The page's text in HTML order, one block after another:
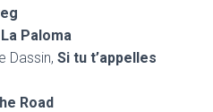
La Paloma
Dassin, Si tu t’appelles
Road